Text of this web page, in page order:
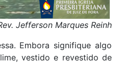
Jefferson Marques Reinh
Embora signifique algo
vestido e revestido de